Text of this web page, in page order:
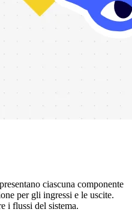
ciascuna componente
per gli ingressi e le uscite.
i flussi del sistema.